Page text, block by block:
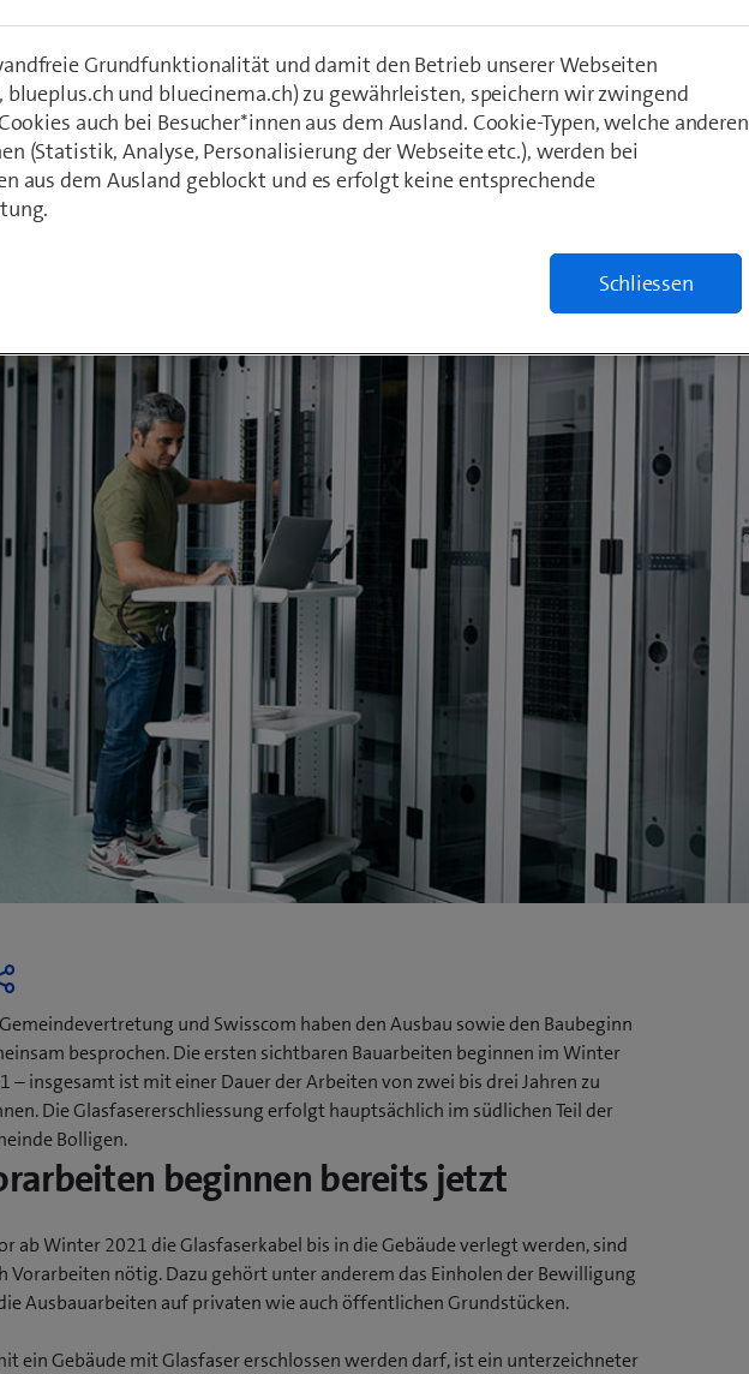
angeschlossen sein. Bis zum Baubeginn sind
Vorarbeiten nötig.
Schädeli
2021
und Swisscom haben den Ausbau sowie den Baubeginn
besprochen. Die ersten sichtbaren Bauarbeiten beginnen im Winter
– insgesamt ist mit einer Dauer der Arbeiten von zwei bis drei Jahren zu
Die Glasfasererschliessung erfolgt hauptsächlich im südlichen Teil der
Bolligen.
beginnen bereits jetzt
ab Winter 2021 die Glasfaserkabel bis in die Gebäude verlegt werden, sind
Vorarbeiten nötig. Dazu gehört unter anderem das Einholen der Bewilligung
Ausbauarbeiten auf privaten wie auch öffentlichen Grundstücken.
ein Gebäude mit Glasfaser erschlossen werden darf, ist ein unterzeichneter
Grundfunktionalität und damit den Betrieb unserer Webseiten
blueplus.ch und bluecinema.ch) zu gewährleisten, speichern wir zwingend
auch bei Besucher*innen aus dem Ausland. Cookie-Typen, welche anderen
(Statistik, Analyse, Personalisierung der Webseite etc.), werden bei
aus dem Ausland geblockt und es erfolgt keine entsprechende
Schliessen